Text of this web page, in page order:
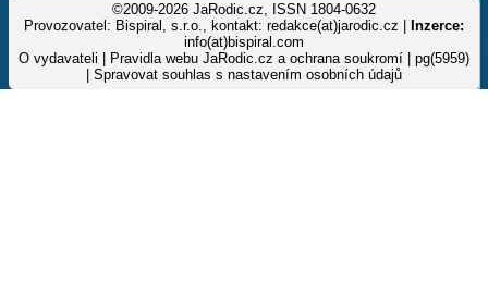
©2009-2026 JaRodic.cz, ISSN 1804-0632
Provozovatel: Bispiral, s.r.o., kontakt: redakce(at)jarodic.cz |
Inzerce:
info(at)bispiral.com
O vydavateli
Pravidla webu JaRodic.cz a ochrana soukromí | pg(5959)
Spravovat souhlas s nastavením osobních údajů